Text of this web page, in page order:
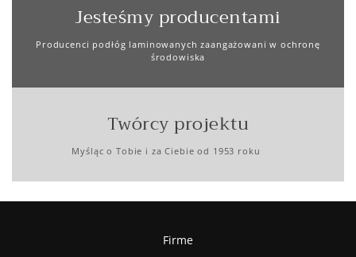
Jesteśmy producentami
Producenci podłóg laminowanych zaangażowani w ochronę
środowiska
Twórcy projektu
Myśląc o Tobie i za Ciebie od 1953 roku
Firme